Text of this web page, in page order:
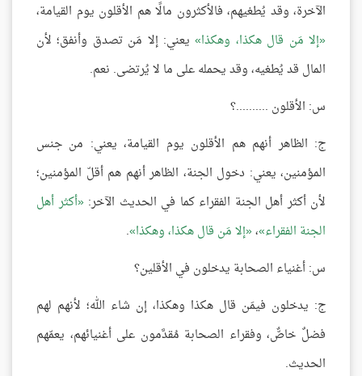
الآخرة، وقد يُطغيهم، فالأكثرون مالًا هم الأقلون يوم القيامة،
إلا مَن قال هكذا، وهكذا يعني: إلا مَن تصدق وأنفق؛ لأن
المال قد يُطغيه، وقد يحمله على ما لا يُرتضى. نعم.
س: الأقلون ..........؟
ج: الظاهر أنهم هم الأقلون يوم القيامة، يعني: من جنس
المؤمنين، يعني: دخول الجنة، الظاهر أنهم هم أقلّ المؤمنين؛
لأن أكثر أهل الجنة الفقراء كما في الحديث الآخر: أكثر أهل
الجنة الفقراء ، إلا مَن قال هكذا، وهكذا .
س: أغنياء الصحابة يدخلون في الأقلين؟
ج: يدخلون فيمَن قال هكذا وهكذا، إن شاء الله؛ لأنهم لهم
فضلٌ خاصٌّ، وفقراء الصحابة مُقدَّمون على أغنيائهم، يعمّهم
الحديث.